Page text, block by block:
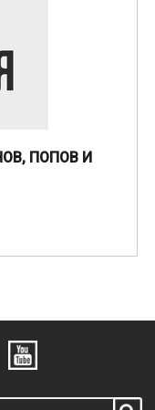
ПОПОВ И